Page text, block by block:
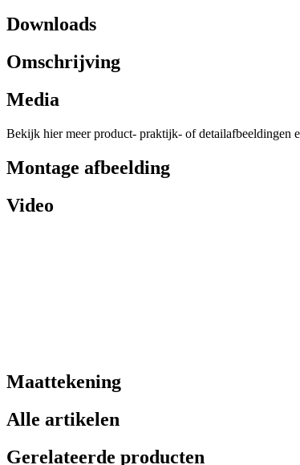
Downloads
Omschrijving
Media
Bekijk hier meer product- praktijk- of detailafbeeldingen
Montage afbeelding
Video
Maattekening
Alle artikelen
Gerelateerde producten